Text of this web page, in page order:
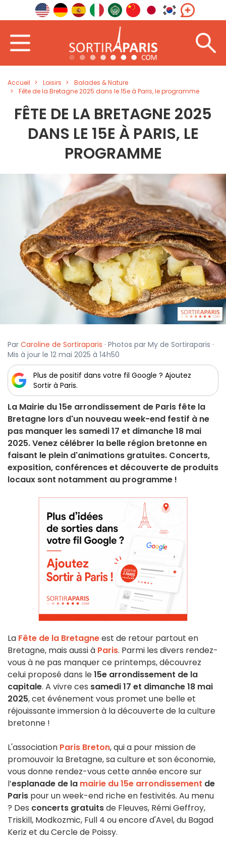
Accueil Loisirs
Balades & Nature
Fête de la Bretagne 2025 dans le 15e à Paris, le programme
FÊTE DE LA BRETAGNE 2025
DANS LE 15E À PARIS, LE
PROGRAMME
Par Caroline de Sortiraparis · Photos par My de Sortiraparis ·
Mis à jour le 12 mai 2025 à 14h50
Plus de positif dans votre fil Google ? Ajoutez
Sortir à Paris.
La Mairie du 15e arrondissement de Paris fête la
Bretagne lors d'un nouveau week-end festif à ne
pas manquer les samedi 17 et dimanche 18 mai
2025. Venez célébrer la belle région bretonne en
faisant le plein d'animations gratuites. Concerts,
exposition, conférences et découverte de produits
locaux sont notamment au programme !
La Fête de la Bretagneest de retour partout en
Bretagne, mais aussi à Paris. Parmi les divers rendez-
vous à ne pas manquer ce printemps, découvrez
celui proposé dans le15e arrondissement de la
capitale. A vivre ces samedi 17 et dimanche 18 mai
2025, cet événement vous promet une belle et
réjouissante immersion à la découverte de la culture
bretonne !
L'association Paris Breton, qui a pour mission de
promouvoir la Bretagne, sa culture et son économie,
vous donne rendez-vous cette année encore sur
l’esplanade de la mairie du 15e arrondissement de
Paris pour un week-end riche en festivités. Au menu
? Des concerts gratuitsde Fleuves, Rémi Geffroy,
Triskill, Modkozmic, Full 4 ou encore d'Avel, du Bagad
Keriz et du Cercle de Poissy.